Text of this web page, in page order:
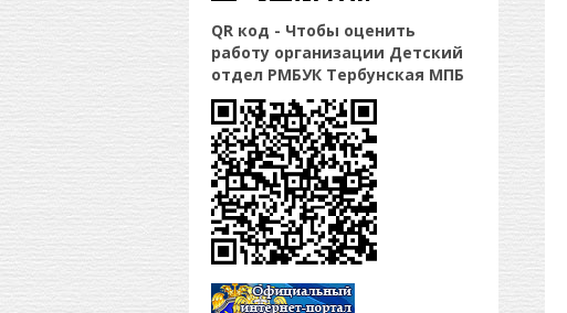
QR код - Чтобы оценить
работу организации Детский
отдел РМБУК Тербунская МПБ